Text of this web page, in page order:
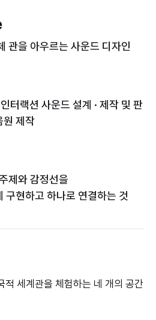
관을 아우르는 사운드 디자인
터랙션 사운드 설계 · 제작 및 판
원 제작
제와 감정선을
구현하고 하나로 연결하는 것
적 세계관을 체험하는 네 개의 공간